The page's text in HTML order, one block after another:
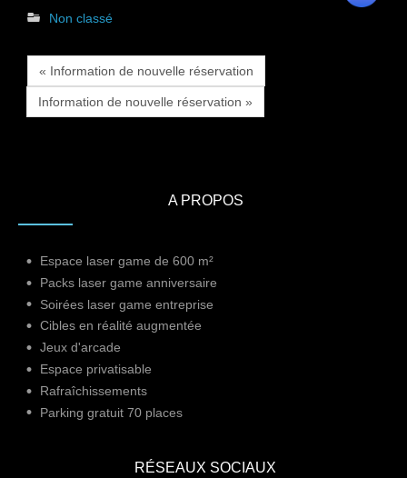
Non classé
« Information de nouvelle réservation
Information de nouvelle réservation »
A PROPOS
Espace laser game de 600 m²
Packs laser game anniversaire
Soirées laser game entreprise
Cibles en réalité augmentée
Jeux d'arcade
Espace privatisable
Rafraîchissements
Parking gratuit 70 places
RÉSEAUX SOCIAUX